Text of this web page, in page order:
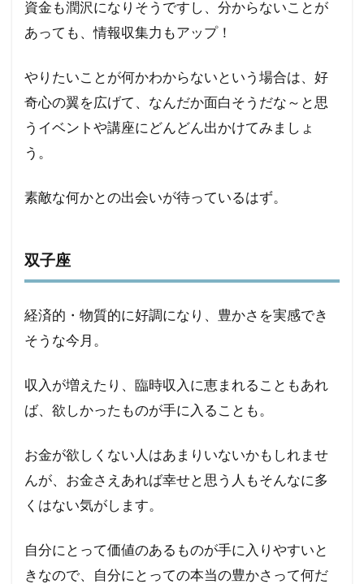
資金も潤沢になりそうですし、分からないことが
あっても、情報収集力もアップ！
やりたいことが何かわからないという場合は、好
奇心の翼を広げて、なんだか面白そうだな～と思
うイベントや講座にどんどん出かけてみましょ
う。
素敵な何かとの出会いが待っているはず。
双子座
経済的・物質的に好調になり、豊かさを実感でき
そうな今月。
収入が増えたり、臨時収入に恵まれることもあれ
ば、欲しかったものが手に入ることも。
お金が欲しくない人はあまりいないかもしれませ
んが、お金さえあれば幸せと思う人もそんなに多
くはない気がします。
自分にとって価値のあるものが手に入りやすいと
きなので、自分にとっての本当の豊かさって何だ